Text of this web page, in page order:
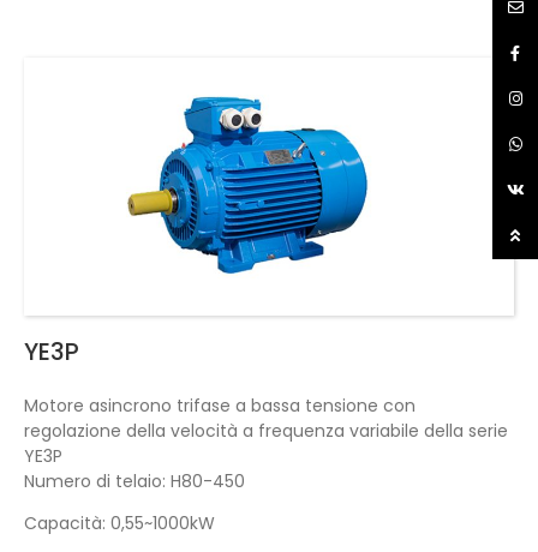
YE3P
Motore asincrono trifase a bassa tensione con
regolazione della velocità a frequenza variabile della serie
YE3P
Numero di telaio: H80-450
Capacità: 0,55~1000kW